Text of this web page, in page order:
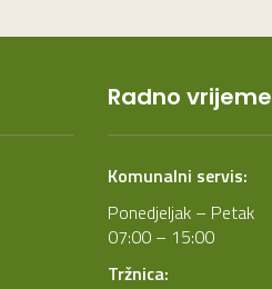
Radno vrijeme
Komunalni servis:
Ponedjeljak – Petak
07:00 – 15:00
Tržnica: